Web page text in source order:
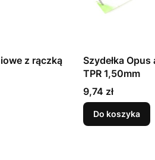
z rączką
Szydełka
TPR 1,50mm
Cena
9,74 zł
Do koszyka